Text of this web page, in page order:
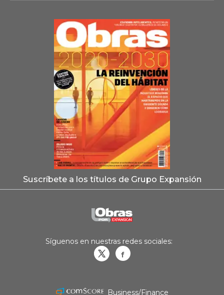
Suscríbete a los títulos de Grupo Expansión
Síguenos en nuestras redes sociales:
Business/Finance